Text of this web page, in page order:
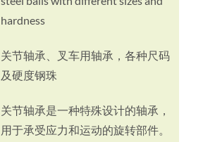
hardness
关节轴承、叉车用轴承，各种尺码
及硬度钢珠
关节轴承是一种特殊设计的轴承，
用于承受应力和运动的旋转部件。